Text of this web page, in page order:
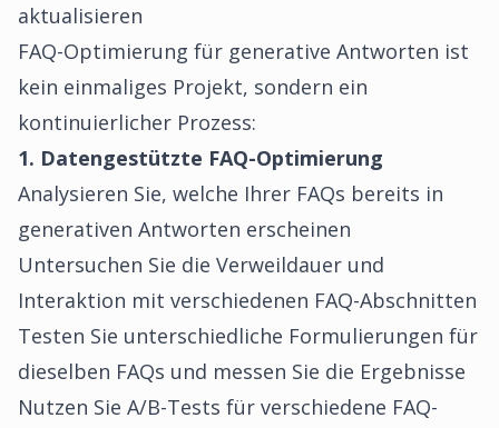
aktualisieren
FAQ-Optimierung für generative Antworten ist
kein einmaliges Projekt, sondern ein
kontinuierlicher Prozess:
1. Datengestützte FAQ-Optimierung
Analysieren Sie, welche Ihrer FAQs bereits in
generativen Antworten erscheinen
Untersuchen Sie die Verweildauer und
Interaktion mit verschiedenen FAQ-Abschnitten
Testen Sie unterschiedliche Formulierungen für
dieselben FAQs und messen Sie die Ergebnisse
Nutzen Sie A/B-Tests für verschiedene FAQ-